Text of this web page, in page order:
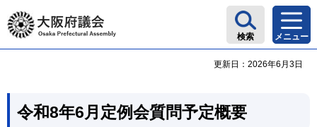
大阪府議会
検索 メニュー
更新日：2026年6月3日
令和8年6月定例会質問予定概要